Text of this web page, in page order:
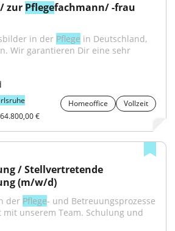
zur Pflegefachmann/ -frau
in der Pflege in Deutschland,
Wir garantieren Dir eine sehr
Homeoffice
Vollzeit
€
(m/w/d)
der Pflege- und Betreuungsprozesse
unserem Team. Schulung und